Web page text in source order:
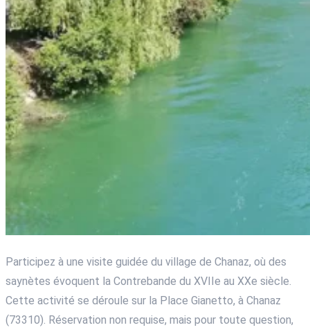
Participez à une visite guidée du village de Chanaz, où des
saynètes évoquent la Contrebande du XVIIe au XXe siècle.
Cette activité se déroule sur la Place Gianetto, à Chanaz
(73310). Réservation non requise, mais pour toute question,